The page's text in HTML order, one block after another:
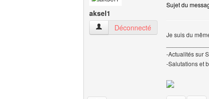
aksel1
aksel1 Voir le profil de l'utilisateur
Déconnecté
Sujet du
Je suis du
-Actualités sur
-Salutations et